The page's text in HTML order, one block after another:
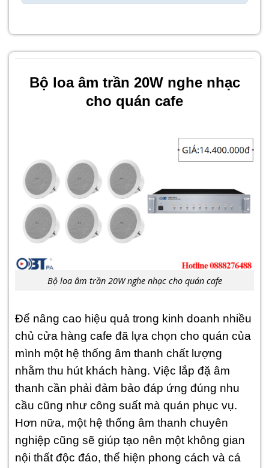
Bộ loa âm trần 20W nghe nhạc
cho quán cafe
Bộ loa âm trần 20W nghe nhạc cho quán cafe
Để nâng cao hiệu quả trong kinh doanh nhiều
chủ cửa hàng cafe đã lựa chọn cho quán của
mình một hệ thống âm thanh chất lượng
nhằm thu hút khách hàng. Việc lắp đặ âm
thanh cần phải đảm bảo đáp ứng đúng nhu
cầu cũng như công suất mà quán phục vụ.
Hơn nữa, một hệ thống âm thanh chuyên
nghiệp cũng sẽ giúp tạo nên một không gian
nội thất độc đáo, thể hiện phong cách và cá